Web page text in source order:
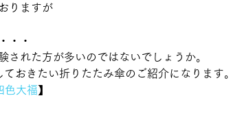
りますが
・・
された方が多いのではないでしょうか。
おきたい折りたたみ傘のご紹介になります。
色大福】